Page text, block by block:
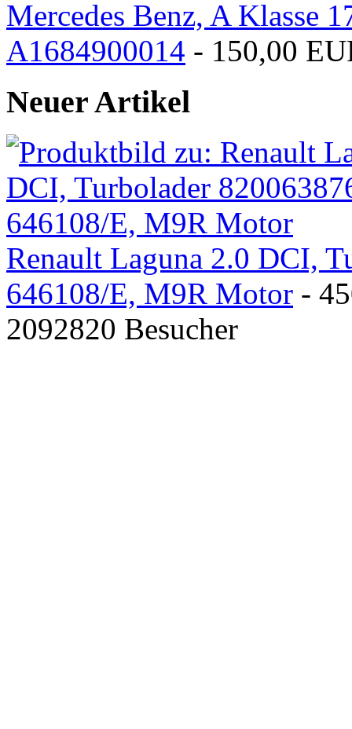
Mercedes Benz, A Klasse
A1684900014 - 150,00
Neuer Artikel
Renault Laguna 2.0 DCI,
646108/E, M9R Motor -
2092820 Besucher